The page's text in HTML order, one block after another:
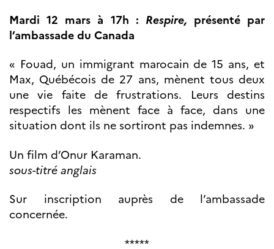
Mardi 12 mars à 17h : Respire, présenté par
l’ambassade du Canada
« Fouad, un immigrant marocain de 15 ans, et
Max, Québécois de 27 ans, mènent tous deux
une vie faite de frustrations. Leurs destins
respectifs les mènent face à face, dans une
situation dont ils ne sortiront pas indemnes. »
Un film d’Onur Karaman.
sous-titré anglais
Sur inscription auprès de l’ambassade
concernée.
*****